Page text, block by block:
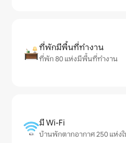
ที่พักมีพื้นที่ทำงาน
ที่พัก 80 แห่งมีพื้นที่ทำงาน
มี Wi-Fi
บ้านพักตากอากาศ 250 แห่ง